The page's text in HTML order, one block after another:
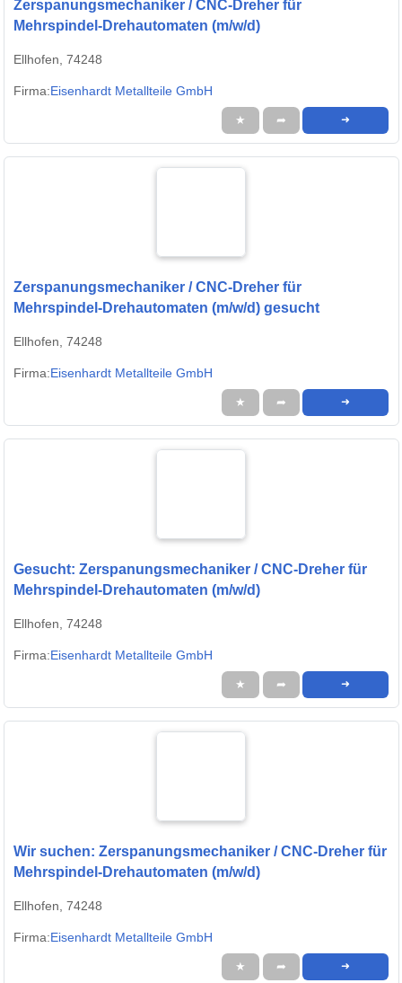
Zerspanungsmechaniker / CNC-Dreher für
Mehrspindel-Drehautomaten (m/w/d)
Ellhofen, 74248
Firma:Eisenhardt Metallteile GmbH
★ ➦ ➜
Zerspanungsmechaniker / CNC-Dreher für
Mehrspindel-Drehautomaten (m/w/d) gesucht
Ellhofen, 74248
Firma:Eisenhardt Metallteile GmbH
★ ➦ ➜
Gesucht: Zerspanungsmechaniker / CNC-Dreher für
Mehrspindel-Drehautomaten (m/w/d)
Ellhofen, 74248
Firma:Eisenhardt Metallteile GmbH
★ ➦ ➜
Wir suchen: Zerspanungsmechaniker / CNC-Dreher für
Mehrspindel-Drehautomaten (m/w/d)
Ellhofen, 74248
Firma:Eisenhardt Metallteile GmbH
★ ➦ ➜